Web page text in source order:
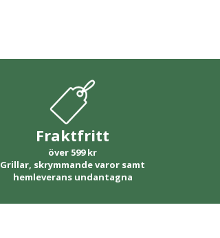
Fraktfritt
över 599 kr
Grillar, skrymmande varor samt
hemleverans undantagna